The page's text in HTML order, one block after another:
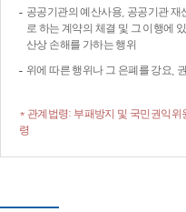
공공기관의 예산사용, 공공기관 재
로 하는 계약의 체결 및 그 이행에
산상 손해를 가하는 행위
위에 따른 행위나 그 은폐를 강요,
* 관계법령: 부패방지 및 국민권익위
령